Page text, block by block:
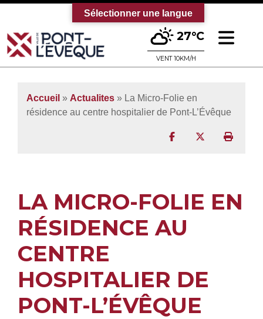
Bienvenue sur le site officiel de la
27°C
VENT 10KM/H
Accueil » Actualites » La Micro-Folie en
résidence au centre hospitalier de Pont-L’Évêque
Partager surPartager sur
LA MICRO-FOLIE EN
RÉSIDENCE AU
CENTRE
HOSPITALIER DE
PONT-L’ÉVÊQUE
Sélectionner une langue